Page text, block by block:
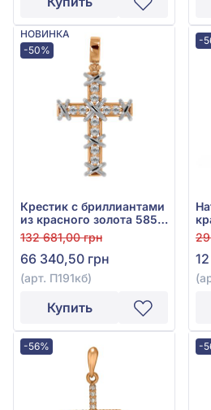
НОВИНКА
-50%
Крестик с бриллиантами
из красного золота 585°,
Бриллиант 0,34ct, арт.
П191кб
132 681,00 грн
66 340,50 грн
(арт. П191кб)
Купить
-
-56% -